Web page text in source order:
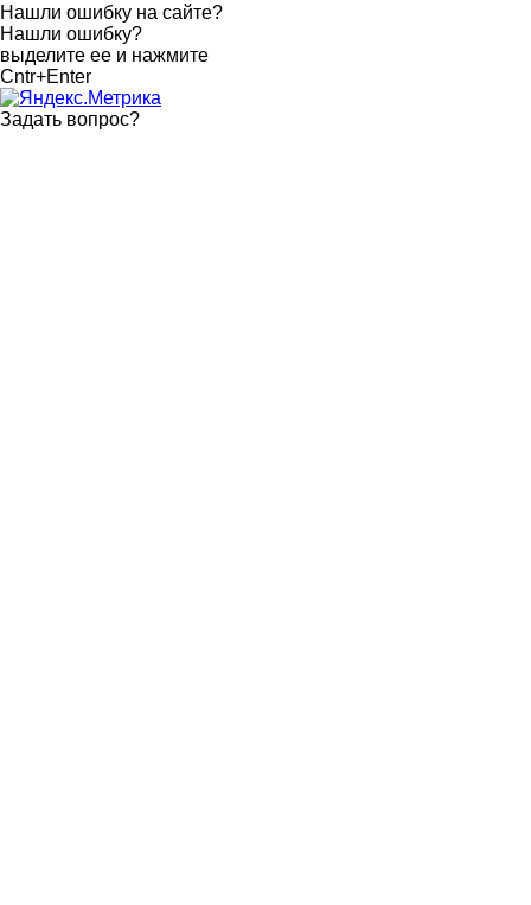
Нашли ошибку на сайте?
Нашли ошибку?
выделите ее и нажмите
Cntr+Enter
Задать вопрос?